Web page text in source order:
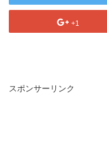
+1
スポンサーリンク